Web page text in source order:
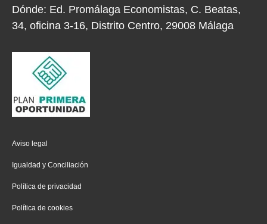
Dónde: Ed. Promálaga Economistas, C. Beatas,
34, oficina 3-16, Distrito Centro, 29008 Málaga
Aviso legal
Igualdad y Conciliación
Política de privacidad
Política de cookies